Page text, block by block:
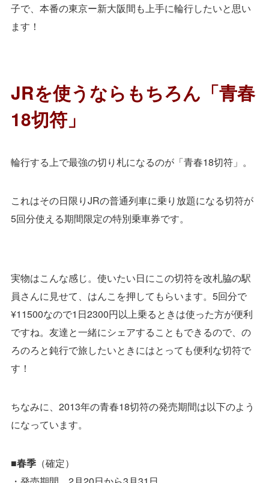
子で、本番の東京ー新大阪間も上手に輪行したいと思い
ます！
JRを使うならもちろん「青春
18切符」
輪行する上で最強の切り札になるのが「青春18切符」。
これはその日限りJRの普通列車に乗り放題になる切符が
5回分使える期間限定の特別乗車券です。
実物はこんな感じ。使いたい日にこの切符を改札脇の駅
員さんに見せて、はんこを押してもらいます。5回分で
¥11500なので1日2300円以上乗るときは使った方が便利
ですね。友達と一緒にシェアすることもできるので、の
ろのろと鈍行で旅したいときにはとっても便利な切符で
す！
ちなみに、2013年の青春18切符の発売期間は以下のよう
になっています。
■春季（確定）